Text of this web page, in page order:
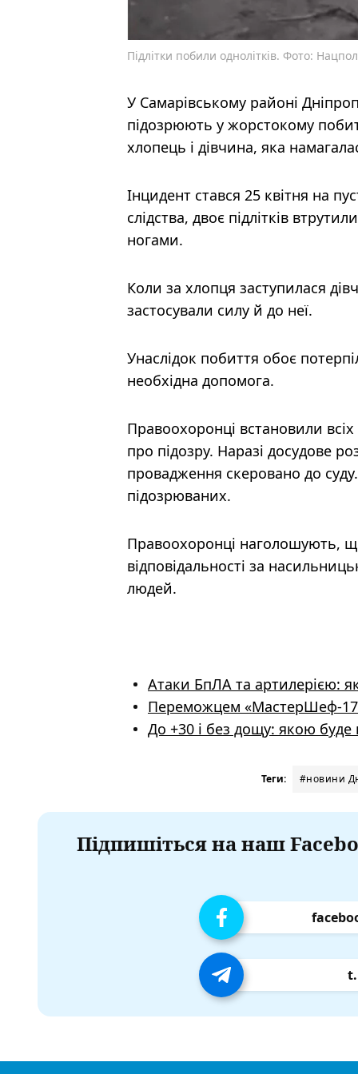
Підлітки побили однолітків. Фото:
У Самарівському районі
підозрюють у жорстокому
хлопець і дівчина, яка
Інцидент стався 25 квітня на
слідства, двоє підлітків
ногами.
Коли за хлопця заступилася
застосували силу й до неї.
Унаслідок побиття обоє
необхідна допомога.
Правоохоронці встановили
про підозру. Наразі досудове
провадження скеровано до
підозрюваних.
Правоохоронці наголошують, що
відповідальності за
людей.
Атаки БпЛА та артилерією:
Переможцем «МастерШеф-
До +30 і без дощу: якою буде
Теги: #новини
Підпишіться на наш